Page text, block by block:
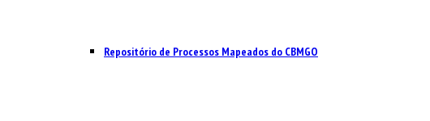
Repositório de Processos Mapeados do CBMGO